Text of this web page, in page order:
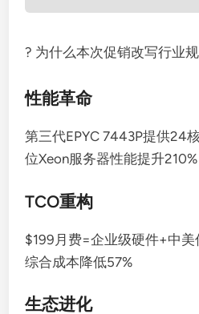
? 为什么本次促销改写行业
性能革命
第三代EPYC 7443P提供24
位Xeon服务器性能提升210%
TCO重构
$199月费=企业级硬件+中美
综合成本降低57%
生态进化